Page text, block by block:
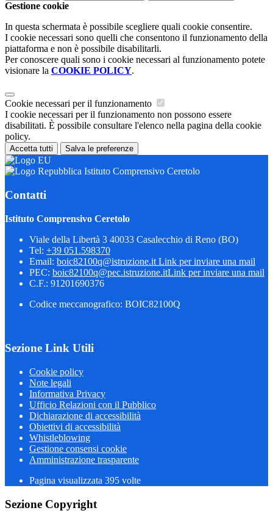
Gestione cookie
In questa schermata è possibile scegliere quali cookie consentire.
I cookie necessari sono quelli che consentono il funzionamento della
piattaforma e non è possibile disabilitarli.
Per conoscere quali sono i cookie necessari al funzionamento potete
visionare la COOKIE POLICY.
Cookie necessari per il funzionamento
I cookie necessari per il funzionamento non possono essere
disabilitati. È possibile consultare l'elenco nella pagina della cookie
policy.
Accetta tutti Salva le preferenze
Istituto Comprensivo Ceretolo
Contatti
Istituto Comprensivo Ceretolo
Viale della Libertà 3 40033 Casalecchio di Reno (BO)
Tel: +39 051.598370
Email: boic82100q@istruzione.it Link per inviare una mail
PEC: boic82100q@pec.istruzione.itLink per inviare una mail
C.F.: 91201690376
Codice meccanografico: BOIC82100Q
Sezione Link Utili
Cookie policy
Note legali
Informativa Privacy
Ufficio Relazioni con il Pubblico
Dichiarazione di accessibilità
Obiettivi di accessibilità
Whistleblowing
Gestione consensi cookie
Amministrazione trasparente
Pagina visualizzata 395 volte
Sezione Copyright